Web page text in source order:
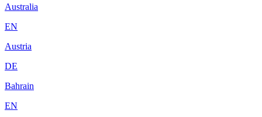
Australia
EN
Austria
DE
Bahrain
EN